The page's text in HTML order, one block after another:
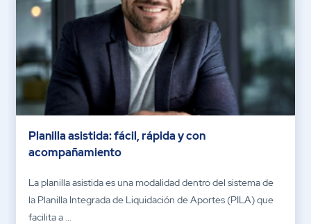
Planilla asistida: fácil, rápida y con
acompañamiento
La planilla asistida es una modalidad dentro del sistema de
la Planilla Integrada de Liquidación de Aportes (PILA) que
facilita a ...